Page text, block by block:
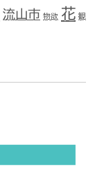
流山市 物欲 花 観